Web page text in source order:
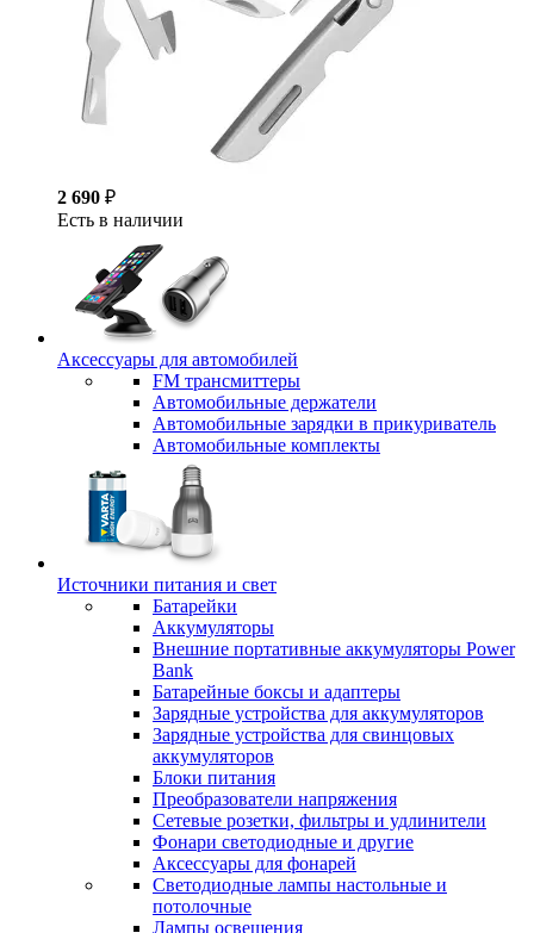
2 690 ₽
Есть в наличии
Аксессуары для автомобилей
FM трансмиттеры
Автомобильные держатели
Автомобильные зарядки в прикуриватель
Автомобильные комплекты
Источники питания и свет
Батарейки
Аккумуляторы
Внешние портативные аккумуляторы Power
Bank
Батарейные боксы и адаптеры
Зарядные устройства для аккумуляторов
Зарядные устройства для свинцовых
аккумуляторов
Блоки питания
Преобразователи напряжения
Сетевые розетки, фильтры и удлинители
Фонари светодиодные и другие
Аксессуары для фонарей
Светодиодные лампы настольные и
потолочные
Лампы освещения